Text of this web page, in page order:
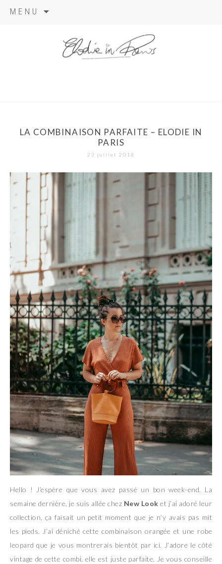
MENU
LA COMBINAISON PARFAITE – ELODIE IN
PARIS
23 juillet 2018
Hello ! J’espère que vous avez passé un bon week-end. La
semaine dernière, je suis allée chez New Look et j’ai adoré leur
collection, ça faisait un petit moment que je n’y avais pas mit
les pieds. J’ai déniché cette combinaison orangée et une robe
leopard que je vous montrerais bientôt par ici. J’adore le côté
vintage de cette combi, elle est juste parfaite. Je vous conseille